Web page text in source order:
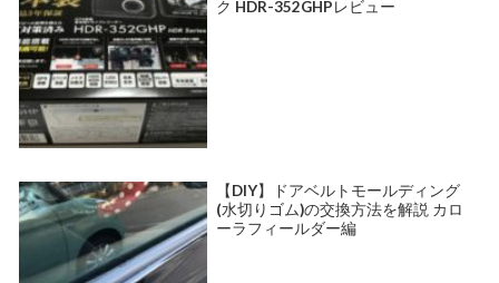
ク HDR-352GHPレビュー
【DIY】ドアベルトモールディング
(水切りゴム)の交換方法を解説 カロ
ーラフィールダー編